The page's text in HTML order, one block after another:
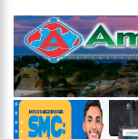
10:22 El Niño
13:09 Ipem-AM
13:05 Mãe e